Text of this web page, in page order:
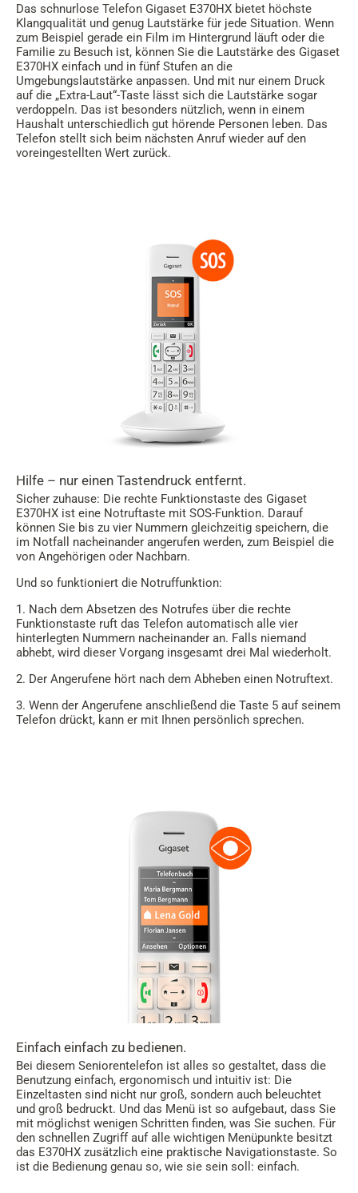
Das schnurlose Telefon Gigaset E370HX bietet höchste
Klangqualität und genug Lautstärke für jede Situation. Wenn
zum Beispiel gerade ein Film im Hintergrund läuft oder die
Familie zu Besuch ist, können Sie die Lautstärke des Gigaset
E370HX einfach und in fünf Stufen an die
Umgebungslautstärke anpassen. Und mit nur einem Druck
auf die „Extra-Laut“-Taste lässt sich die Lautstärke sogar
verdoppeln. Das ist besonders nützlich, wenn in einem
Haushalt unterschiedlich gut hörende Personen leben. Das
Telefon stellt sich beim nächsten Anruf wieder auf den
voreingestellten Wert zurück.
Hilfe – nur einen Tastendruck entfernt.
Sicher zuhause: Die rechte Funktionstaste des Gigaset
E370HX ist eine Notruftaste mit SOS-Funktion. Darauf
können Sie bis zu vier Nummern gleichzeitig speichern, die
im Notfall nacheinander angerufen werden, zum Beispiel die
von Angehörigen oder Nachbarn.
Und so funktioniert die Notruffunktion:
1. Nach dem Absetzen des Notrufes über die rechte
Funktionstaste ruft das Telefon automatisch alle vier
hinterlegten Nummern nacheinander an. Falls niemand
abhebt, wird dieser Vorgang insgesamt drei Mal wiederholt.
2. Der Angerufene hört nach dem Abheben einen Notruftext.
3. Wenn der Angerufene anschließend die Taste 5 auf seinem
Telefon drückt, kann er mit Ihnen persönlich sprechen.
Einfach einfach zu bedienen.
Bei diesem Seniorentelefon ist alles so gestaltet, dass die
Benutzung einfach, ergonomisch und intuitiv ist: Die
Einzeltasten sind nicht nur groß, sondern auch beleuchtet
und groß bedruckt. Und das Menü ist so aufgebaut, dass Sie
mit möglichst wenigen Schritten finden, was Sie suchen. Für
den schnellen Zugriff auf alle wichtigen Menüpunkte besitzt
das E370HX zusätzlich eine praktische Navigationstaste. So
ist die Bedienung genau so, wie sie sein soll: einfach.